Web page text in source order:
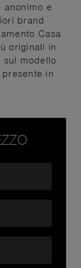
anonimo e
brand
Casa
originali in
modello
presente in